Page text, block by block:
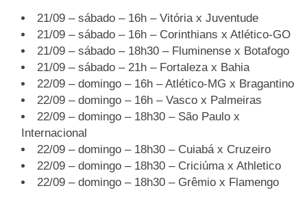
21/09 – sábado – 16h – Vitória x Juventude
21/09 – sábado – 16h – Corinthians x Atlético-GO
21/09 – sábado – 18h30 – Fluminense x Botafogo
21/09 – sábado – 21h – Fortaleza x Bahia
22/09 – domingo – 16h – Atlético-MG x Bragantino
22/09 – domingo – 16h – Vasco x Palmeiras
22/09 – domingo – 18h30 – São Paulo x
Internacional
22/09 – domingo – 18h30 – Cuiabá x Cruzeiro
22/09 – domingo – 18h30 – Criciúma x Athletico
22/09 – domingo – 18h30 – Grêmio x Flamengo